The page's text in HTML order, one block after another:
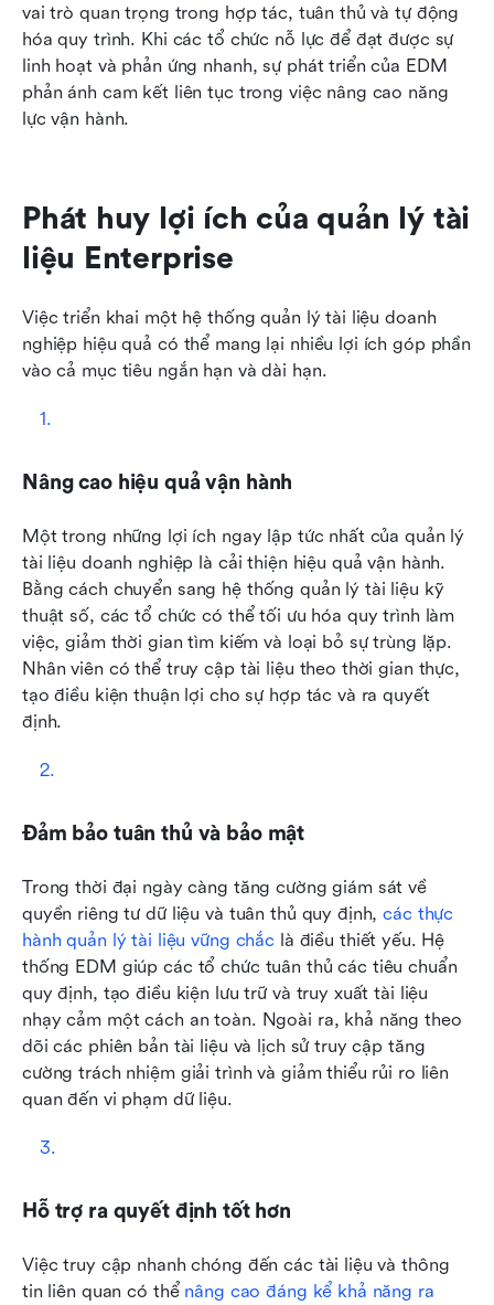
vai trò quan trọng trong hợp tác, tuân thủ và tự động
hóa quy trình. Khi các tổ chức nỗ lực để đạt được sự
linh hoạt và phản ứng nhanh, sự phát triển của EDM
phản ánh cam kết liên tục trong việc nâng cao năng
lực vận hành.
Phát huy lợi ích của quản lý tài
liệu Enterprise
Việc triển khai một hệ thống quản lý tài liệu doanh
nghiệp hiệu quả có thể mang lại nhiều lợi ích góp phần
vào cả mục tiêu ngắn hạn và dài hạn.
Nâng cao hiệu quả vận hành
Một trong những lợi ích ngay lập tức nhất của quản lý
tài liệu doanh nghiệp là cải thiện hiệu quả vận hành.
Bằng cách chuyển sang hệ thống quản lý tài liệu kỹ
thuật số, các tổ chức có thể tối ưu hóa quy trình làm
việc, giảm thời gian tìm kiếm và loại bỏ sự trùng lặp.
Nhân viên có thể truy cập tài liệu theo thời gian thực,
tạo điều kiện thuận lợi cho sự hợp tác và ra quyết
định.
Đảm bảo tuân thủ và bảo mật
Trong thời đại ngày càng tăng cường giám sát về
quyền riêng tư dữ liệu và tuân thủ quy định, các thực
hành quản lý tài liệu vững chắc là điều thiết yếu. Hệ
thống EDM giúp các tổ chức tuân thủ các tiêu chuẩn
quy định, tạo điều kiện lưu trữ và truy xuất tài liệu
nhạy cảm một cách an toàn. Ngoài ra, khả năng theo
dõi các phiên bản tài liệu và lịch sử truy cập tăng
cường trách nhiệm giải trình và giảm thiểu rủi ro liên
quan đến vi phạm dữ liệu.
Hỗ trợ ra quyết định tốt hơn
Việc truy cập nhanh chóng đến các tài liệu và thông
tin liên quan có thể nâng cao đáng kể khả năng ra